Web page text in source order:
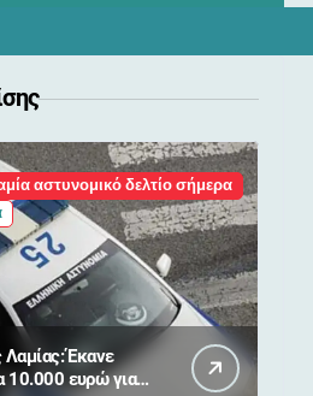
αστυνομικό δελτίο σήμερα
Έκανε
10.000 ευρώ για